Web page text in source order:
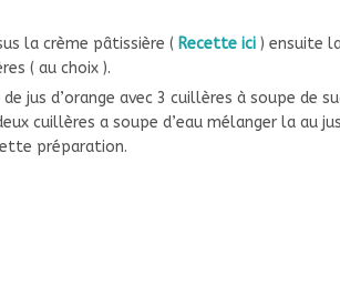
la crème pâtissière ( Recette ici ) ensuite
( au choix ).
jus d’orange avec 3 cuillères à soupe de
cuillères a soupe d’eau mélanger la au
préparation.